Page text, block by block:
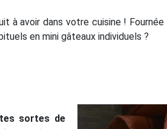
à avoir dans votre cuisine ! Fournée
en mini gâteaux individuels ?
sortes de